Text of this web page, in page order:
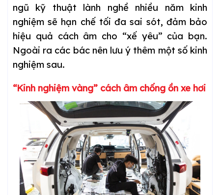
ngũ kỹ thuật lành nghề nhiều năm kinh
nghiệm sẽ hạn chế tối đa sai sót, đảm bảo
hiệu quả cách âm cho “xế yêu” của bạn.
Ngoài ra các bác nên lưu ý thêm một số kinh
nghiệm sau.
“Kinh nghiệm vàng” cách âm chống ồn xe hơi